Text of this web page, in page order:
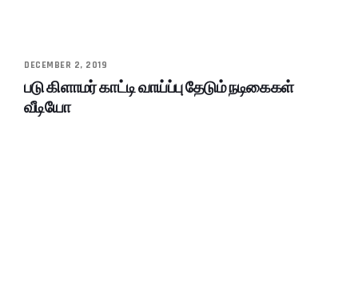
DECEMBER 2, 2019
படு கிளாமர் காட்டி வாய்ப்பு தேடும் நடிகைகள்
வீடியோ